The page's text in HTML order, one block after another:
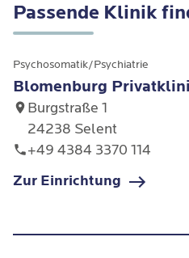
Passende Klinik
Psychosomatik/Psychiatrie
Blomenburg
Burgstraße 1
24238 Selent
+49 4384 3370 114
Zur Einrichtung